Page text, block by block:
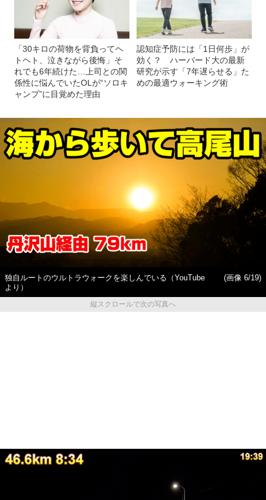
「30キロの荷物を背負ってヘ
トヘト、泣きながら後悔」そ
れでも6年続けた…上司との関
係性に悩んでいたOLが“ソロキ
ャンプ”に目覚めた理由
認知症予防には「1日何歩」が
効く？ ハーバード大の最新
研究が示す「7年遅らせる」た
めの最適ウォーキング術
独自ルートのウルトラウォークを楽しんでいる（YouTube
より）
(画像 6/19)
縦スクロールで次の写真へ